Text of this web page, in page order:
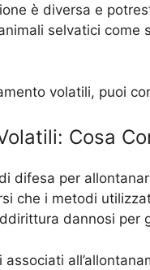
è diversa e
selvatici
volatili, puoi
Cosa
difesa per
che i metodi
dannosi per